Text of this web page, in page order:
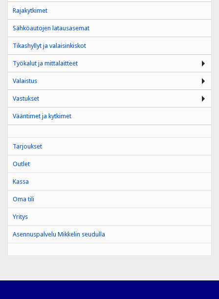
Rajakytkimet
Sähköautojen latausasemat
Tikashyllyt ja valaisinkiskot
Työkalut ja mittalaitteet
Valaistus
Vastukset
Vääntimet ja kytkimet
Tarjoukset
Outlet
Kassa
Oma tili
Yritys
Asennuspalvelu Mikkelin seudulla